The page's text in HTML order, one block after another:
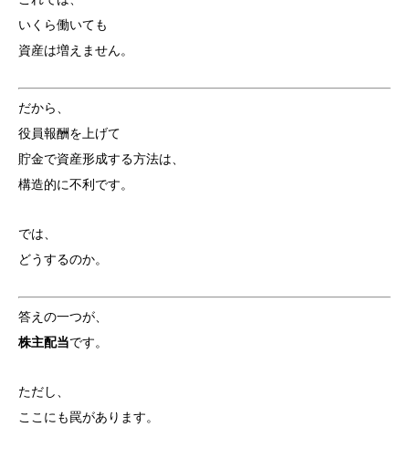
いくら働いても
資産は増えません。
だから、
役員報酬を上げて
貯金で資産形成する方法は、
構造的に不利です。
では、
どうするのか。
答えの一つが、
株主配当です。
ただし、
ここにも罠があります。